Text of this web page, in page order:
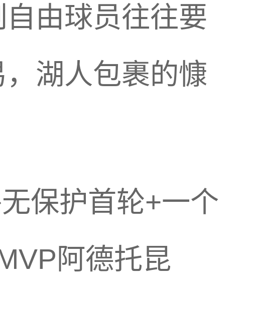
由球员往往要
湖人包裹的慷
保护首轮+一个
阿德托昆